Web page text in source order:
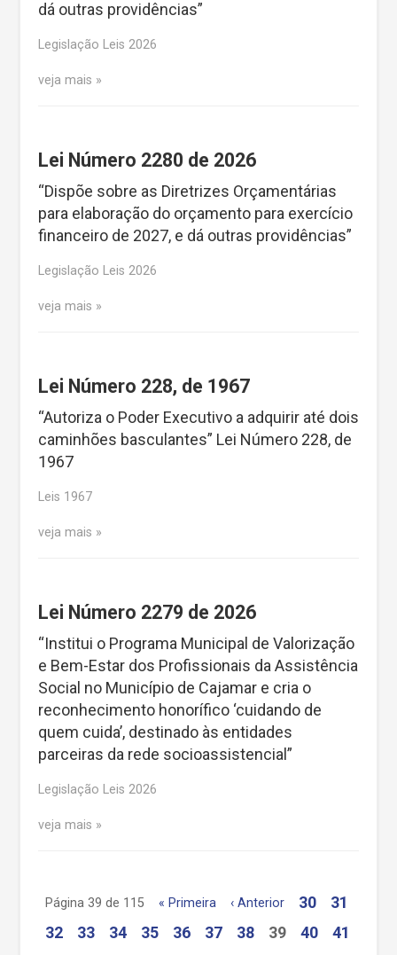
dá outras providências”
Legislação Leis 2026
veja mais
Lei Número 2280 de 2026
“Dispõe sobre as Diretrizes Orçamentárias
para elaboração do orçamento para exercício
financeiro de 2027, e dá outras providências”
Legislação Leis 2026
veja mais
Lei Número 228, de 1967
“Autoriza o Poder Executivo a adquirir até dois
caminhões basculantes” Lei Número 228, de
1967
Leis 1967
veja mais
Lei Número 2279 de 2026
“Institui o Programa Municipal de Valorização
e Bem-Estar dos Profissionais da Assistência
Social no Município de Cajamar e cria o
reconhecimento honorífico ‘cuidando de
quem cuida’, destinado às entidades
parceiras da rede socioassistencial”
Legislação Leis 2026
veja mais
Página 39 de 115 « Primeira ‹ Anterior 30
31
32
33 34 35 36 37 38 39 40
41